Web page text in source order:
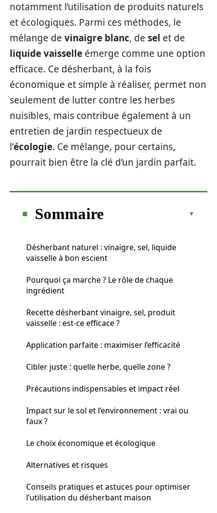
notamment l’utilisation de produits naturels
et écologiques. Parmi ces méthodes, le
mélange de vinaigre blanc, de sel et de
liquide vaisselle émerge comme une option
efficace. Ce désherbant, à la fois
économique et simple à réaliser, permet non
seulement de lutter contre les herbes
nuisibles, mais contribue également à un
entretien de jardin respectueux de
l’écologie. Ce mélange, pour certains,
pourrait bien être la clé d’un jardin parfait.
Sommaire
Désherbant naturel : vinaigre, sel, liquide
vaisselle à bon escient
Pourquoi ça marche ? Le rôle de chaque
ingrédient
Recette désherbant vinaigre, sel, produit
vaisselle : est-ce efficace ?
Application parfaite : maximiser l’efficacité
Cibler juste : quelle herbe, quelle zone ?
Précautions indispensables et impact réel
Impact sur le sol et l’environnement : vrai ou
faux ?
Le choix économique et écologique
Alternatives et risques
Conseils pratiques et astuces pour optimiser
l’utilisation du désherbant maison